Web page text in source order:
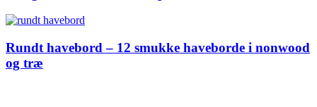
Rundt havebord – 12 smukke haveborde i nonwood
og træ